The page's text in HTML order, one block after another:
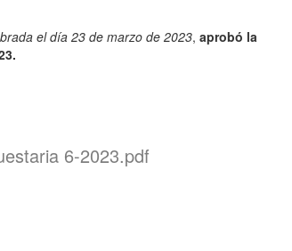
el día 23 de marzo de 2023, aprobó la
6-2023.pdf